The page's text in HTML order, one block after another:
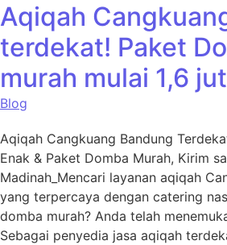
Aqiqah
terdekat! Paket
murah mulai 1,6
Blog
Aqiqah Cangkuang Bandung
Enak & Paket Domba Murah, Kirim
Madinah_Mencari layanan aqiqah
yang terpercaya dengan catering
domba murah? Anda telah
Sebagai penyedia jasa aqiqah